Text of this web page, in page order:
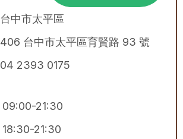
台中市太平區
406 台中市太平區育賢路 93 號
04 2393 0175
09:00-21:30
18:30-21:30